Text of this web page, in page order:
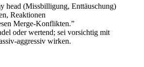
head (Missbilligung, Enttäuschung)
Reaktionen
Merge-Konflikten.”
oder wertend; sei vorsichtig mit
aggressiv wirken.